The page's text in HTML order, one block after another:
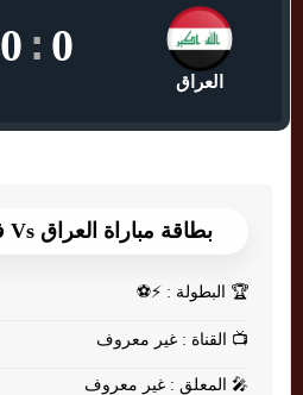
العراق
0
:
0
بطاقة مباراة العراق Vs فنزويلا
🏆 البطولة : ⚡⚽
📺 القناة : غير معروف
🎤 المعلق : غير معروف